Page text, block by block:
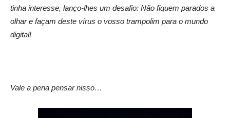
tinha interesse, lanço-lhes um desafio: Não fiquem parados a
olhar e façam deste vírus o vosso trampolim para o mundo
digital!
Vale a pena pensar nisso…